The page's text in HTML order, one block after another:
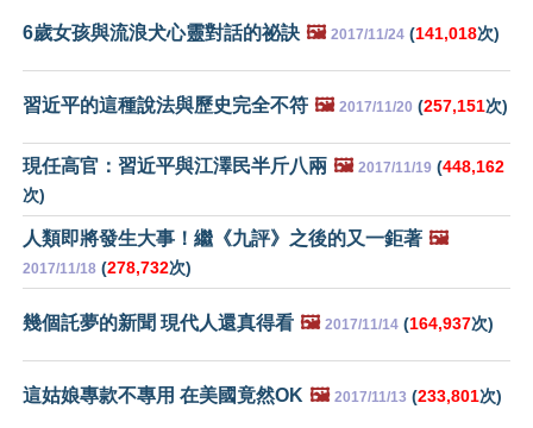
6歲女孩與流浪犬心靈對話的祕訣 🖼️ 2017/11/24 (141,018次)
習近平的這種說法與歷史完全不符 🖼️ 2017/11/20 (257,151次)
現任高官：習近平與江澤民半斤八兩 🖼️ 2017/11/19 (448,162
次)
人類即將發生大事！繼《九評》之後的又一鉅著 🖼️
2017/11/18 (278,732次)
幾個託夢的新聞 現代人還真得看 🖼️ 2017/11/14 (164,937次)
這姑娘專款不專用 在美國竟然OK 🖼️ 2017/11/13 (233,801次)